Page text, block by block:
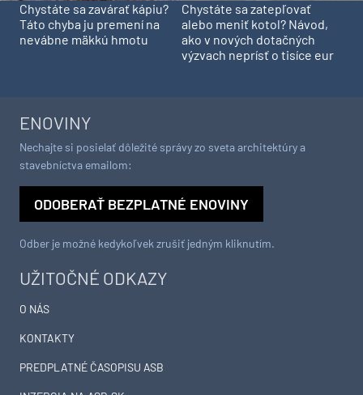
Chystáte sa zavárať kápiu?
Táto chyba ju premení na
nevábne mäkkú hmotu
Chystáte sa zatepľovať
alebo meniť kotol? Návod,
ako v nových dotačných
výzvach neprísť o tisíce eur
UŽITOČNÉ ODKAZY
O NÁS
KONTAKTY
PREDPLATNÉ ČASOPISU ASB
ENOVINY
Nechajte si posielať dôležité správy zo sveta architektúry a
stavebníctva emailom:
ODOBERAŤ BEZPLATNÉ ENOVINY
Odber je možné kedykoľvek zrušiť jedným kliknutím.